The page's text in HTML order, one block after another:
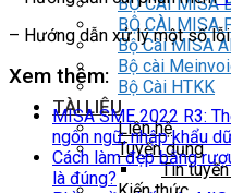
BỘ CÀI MISA
Bộ Cài MISA
Bộ cài
Bộ Cài HTKK
TÀI LIỆU
Liên hệ
Tuyển dụng
Tin
– Hướng dẫn xử lý một số
Xem thêm:
MISA SME 2022 R3:
ngôn ngữ, nhập khẩu
Cách làm đẹp bằng
là đúng?